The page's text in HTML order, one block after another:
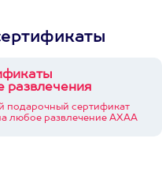
развлечения
подарочный сертификат
любое развлечение АХАА